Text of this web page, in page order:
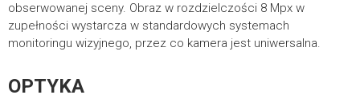
obserwowanej sceny. Obraz w rozdzielczości 8 Mpx w
zupełności wystarcza w standardowych systemach
monitoringu wizyjnego, przez co kamera jest uniwersalna.
OPTYKA